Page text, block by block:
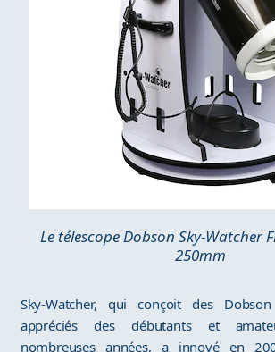
Le télescope Dobson Sky-Watcher
250mm
Sky-Watcher, qui conçoit des
appréciés des débutants et
nombreuses années, a innové en